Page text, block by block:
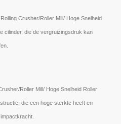
Crusher/Roller Mill/ Hoge Snelheid
cilinder, die de vergruizingsdruk kan
Roller Mill/ Hoge Snelheid Roller
die een hoge sterkte heeft en